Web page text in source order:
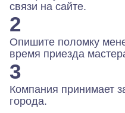
связи на сайте.
2
Опишите поломку
время приезда
3
Компания принимает
города.